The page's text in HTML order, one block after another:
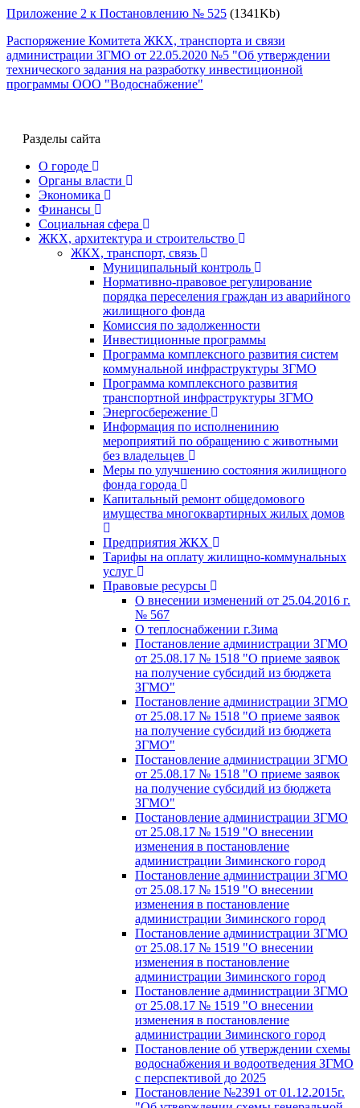
Приложение 2 к Постановлению № 525 (1341Kb)
Распоряжение Комитета ЖКХ, транспорта и связи
администрации ЗГМО от 22.05.2020 №5 "Об утверждении
технического задания на разработку инвестиционной
программы ООО "Водоснабжение"
Разделы сайта
О городе
Органы власти
Экономика
Финансы
Социальная сфера
ЖКХ, архитектура и строительство
ЖКХ, транспорт, связь
Муниципальный контроль
Нормативно-правовое регулирование
порядка переселения граждан из аварийного
жилищного фонда
Комиссия по задолженности
Инвестиционные программы
Программа комплексного развития систем
коммунальной инфраструктуры ЗГМО
Программа комплексного развития
транспортной инфраструктуры ЗГМО
Энергосбережение
Информация по исполненинию
мероприятий по обращению с животными
без владельцев
Меры по улучшению состояния жилищного
фонда города
Капитальный ремонт общедомового
имущества многоквартирных жилых домов
Предприятия ЖКХ
Тарифы на оплату жилищно-коммунальных
услуг
Правовые ресурсы
О внесении изменений от 25.04.2016 г.
№ 567
О теплоснабжении г.Зима
Постановление администрации ЗГМО
от 25.08.17 № 1518 "О приеме заявок
на получение субсидий из бюджета
ЗГМО"
Постановление администрации ЗГМО
от 25.08.17 № 1518 "О приеме заявок
на получение субсидий из бюджета
ЗГМО"
Постановление администрации ЗГМО
от 25.08.17 № 1518 "О приеме заявок
на получение субсидий из бюджета
ЗГМО"
Постановление администрации ЗГМО
от 25.08.17 № 1519 "О внесении
изменения в постановление
администрации Зиминского город
Постановление администрации ЗГМО
от 25.08.17 № 1519 "О внесении
изменения в постановление
администрации Зиминского город
Постановление администрации ЗГМО
от 25.08.17 № 1519 "О внесении
изменения в постановление
администрации Зиминского город
Постановление администрации ЗГМО
от 25.08.17 № 1519 "О внесении
изменения в постановление
администрации Зиминского город
Постановление об утверждении схемы
водоснабжения и водоотведения ЗГМО
с перспективой до 2025
Постановление №2391 от 01.12.2015г.